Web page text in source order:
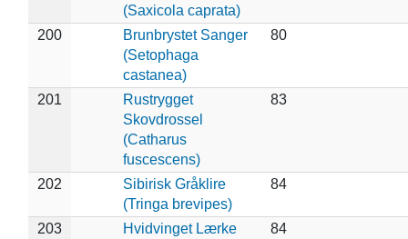
(Saxicola caprata)
200
Brunbrystet Sanger
(Setophaga
castanea)
80
201
Rustrygget
Skovdrossel
(Catharus
fuscescens)
83
202
Sibirisk Gråklire
(Tringa brevipes)
84
203
Hvidvinget Lærke
84